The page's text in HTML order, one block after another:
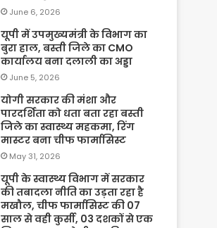
June 6, 2026
यूपी में उपमुख्यमंत्री के विभाग का
बुरा हाल, बस्ती जिले का CMO
कार्यालय बना दलाली का अड्डा
June 5, 2026
योगी सरकार की मंशा और
पारदर्शिता को धता बता रहा बस्ती
जिले का स्वास्थ्य महकमा, रिंग
मास्टर बना चीफ फार्मासिस्ट
May 31, 2026
यूपी के स्वास्थ्य विभाग में सरकार
की तबादला नीति का उड़ता रहा है
मखौल, चीफ फार्मासिस्ट की 07
साल से वही कुर्सी, 03 दशकों से एक